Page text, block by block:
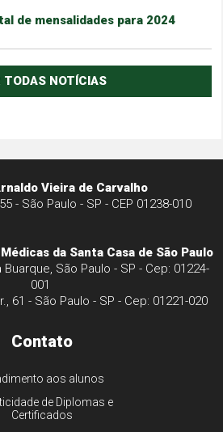
de mensalidades para 2024
TODAS NOTÍCIAS
Vieira de Carvalho
- São Paulo - SP - CEP 01238-010
da Santa Casa de São Paulo
Buarque, São Paulo - SP - Cep: 01224-
001
61 - São Paulo - SP - Cep: 01221-020
Contato
aos alunos
de Diplomas e
Certificados